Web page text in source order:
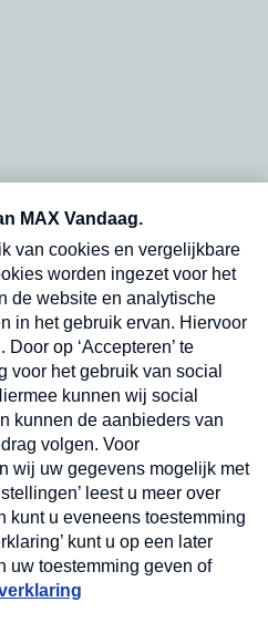
en dinsdagochtend in
Verzend
op onze
en dinsdagochtend in uw